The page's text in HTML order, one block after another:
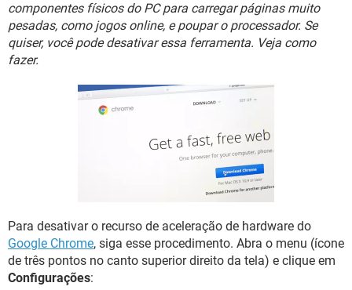
INSTAGRAM GMAIL
GUIA DE COMPRAS
OUTLOOK EXCEL
INSTAGRAM GMAIL
componentes físicos do PC para carregar páginas muito
pesadas, como jogos online, e poupar o processador. Se
quiser, você pode desativar essa ferramenta. Veja como
fazer.
Para desativar o recurso de aceleração de hardware do
Google Chrome, siga esse procedimento. Abra o menu (ícone
de três pontos no canto superior direito da tela) e clique em
Configurações: